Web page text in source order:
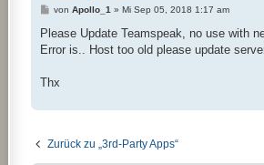
B
i
r
vonApollo_1 »Mi Sep 05, 2018 1:17 am
Please Update Teamspeak, no use with
Error is.. Host too old please update
Thx
Zurück zu „3rd-Party Apps“